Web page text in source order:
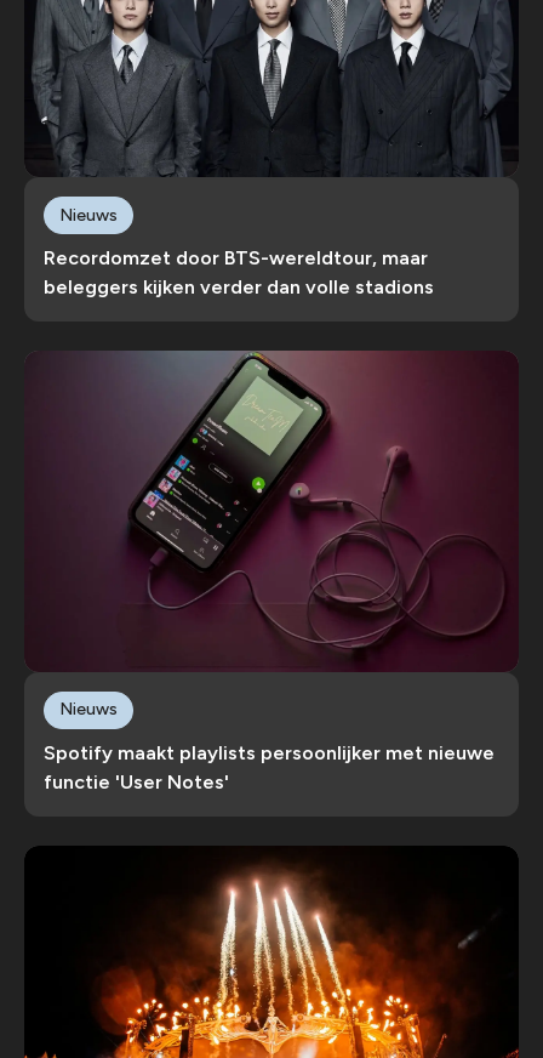
Recordomzet door BTS-wereldtour, maar
beleggers kijken verder dan volle stadions
Nieuws
Spotify maakt playlists persoonlijker met nieuwe
functie 'User Notes'
Nieuws